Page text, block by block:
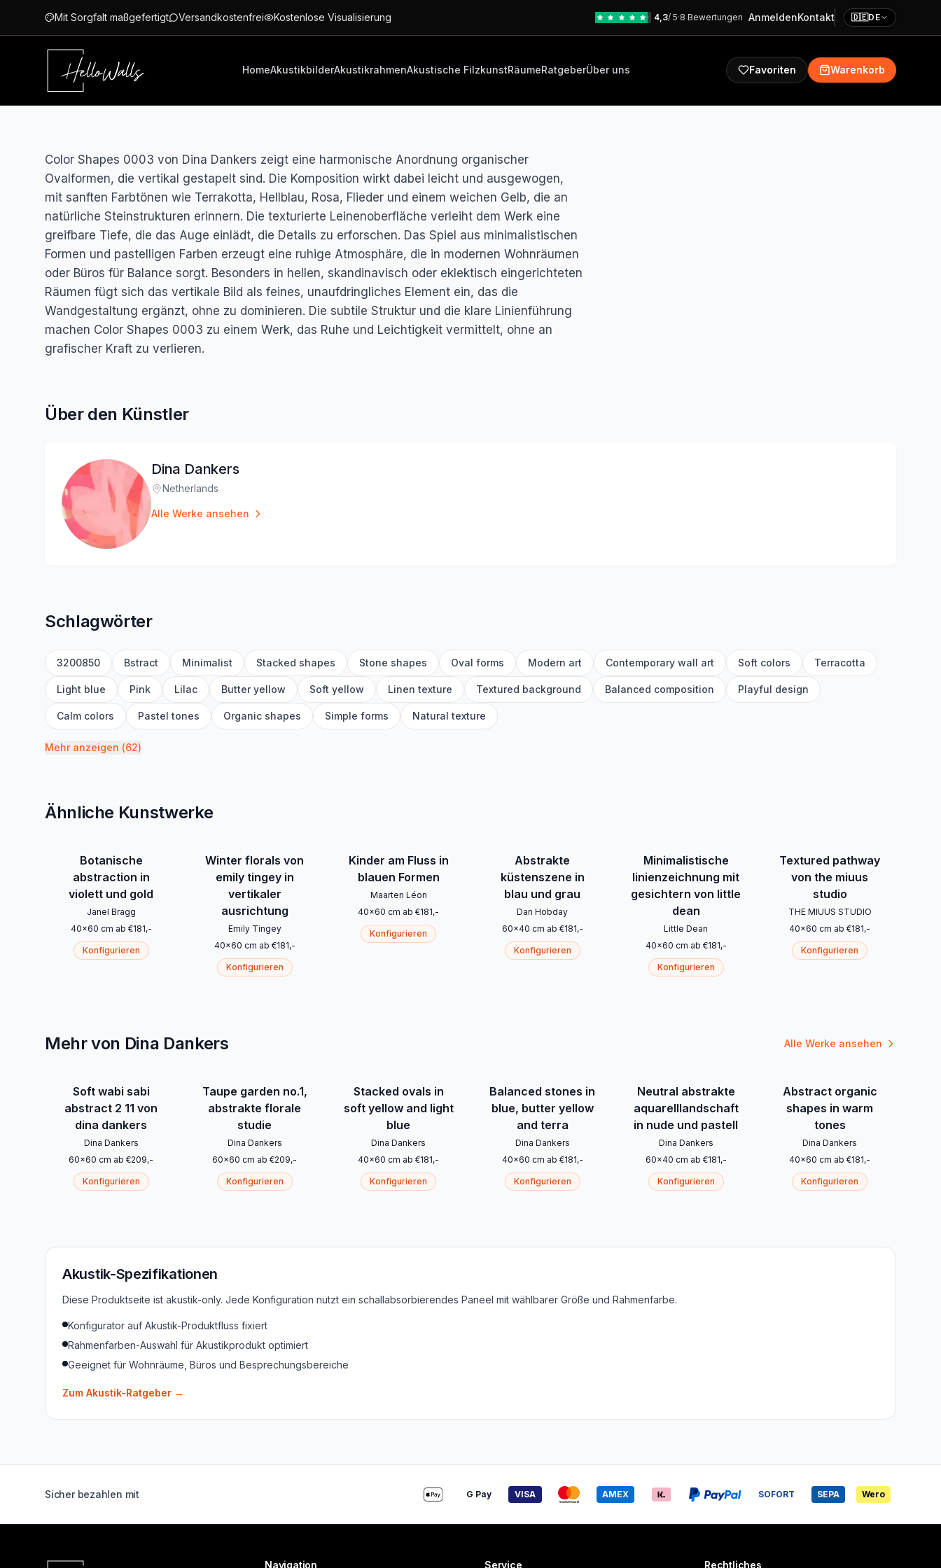
Mit Sorgfalt maßgefertigt Versandkostenfrei Kostenlose Visualisierung 4,3/ 5·8 Bewertungen AnmeldenKontakt 🇩🇪DE
HomeAkustikbilderAkustikrahmenAkustische FilzkunstRäumeRatgeberÜber uns Favoriten Warenkorb
Color Shapes 0003 von Dina Dankers zeigt eine harmonische Anordnung organischer
Ovalformen, die vertikal gestapelt sind. Die Komposition wirkt dabei leicht und ausgewogen,
mit sanften Farbtönen wie Terrakotta, Hellblau, Rosa, Flieder und einem weichen Gelb, die an
natürliche Steinstrukturen erinnern. Die texturierte Leinenoberfläche verleiht dem Werk eine
greifbare Tiefe, die das Auge einlädt, die Details zu erforschen. Das Spiel aus minimalistischen
Formen und pastelligen Farben erzeugt eine ruhige Atmosphäre, die in modernen Wohnräumen
oder Büros für Balance sorgt. Besonders in hellen, skandinavisch oder eklektisch eingerichteten
Räumen fügt sich das vertikale Bild als feines, unaufdringliches Element ein, das die
Wandgestaltung ergänzt, ohne zu dominieren. Die subtile Struktur und die klare Linienführung
machen Color Shapes 0003 zu einem Werk, das Ruhe und Leichtigkeit vermittelt, ohne an
grafischer Kraft zu verlieren.
Über den Künstler
Dina Dankers
Standort:
Netherlands
Alle Werke ansehen
Schlagwörter
3200850 Bstract Minimalist Stacked shapes Stone shapes Oval forms Modern art Contemporary wall art Soft colors Terracotta
Light blue Pink Lilac Butter yellow Soft yellow Linen texture Textured background Balanced composition Playful design
Calm colors Pastel tones Organic shapes Simple forms Natural texture
Mehr anzeigen (62)
Ähnliche Kunstwerke
Botanische
abstraction in
violett und gold
Janel Bragg
40x60 cm ab €181,-
Konfigurieren
Winter florals von
emily tingey in
vertikaler
ausrichtung
Emily Tingey
40x60 cm ab €181,-
Konfigurieren
Kinder am Fluss in
blauen Formen
Maarten Léon
40x60 cm ab €181,-
Konfigurieren
Abstrakte
küstenszene in
blau und grau
Dan Hobday
60x40 cm ab €181,-
Konfigurieren
Minimalistische
linienzeichnung mit
gesichtern von little
dean
Little Dean
40x60 cm ab €181,-
Konfigurieren
Textured pathway
von the miuus
studio
THE MIUUS STUDIO
40x60 cm ab €181,-
Konfigurieren
Mehr von Dina Dankers Alle Werke ansehen
Soft wabi sabi
abstract 2 11 von
dina dankers
Dina Dankers
60x60 cm ab €209,-
Konfigurieren
Taupe garden no.1,
abstrakte florale
studie
Dina Dankers
60x60 cm ab €209,-
Konfigurieren
Stacked ovals in
soft yellow and light
blue
Dina Dankers
40x60 cm ab €181,-
Konfigurieren
Balanced stones in
blue, butter yellow
and terra
Dina Dankers
40x60 cm ab €181,-
Konfigurieren
Neutral abstrakte
aquarelllandschaft
in nude und pastell
Dina Dankers
60x40 cm ab €181,-
Konfigurieren
Abstract organic
shapes in warm
tones
Dina Dankers
40x60 cm ab €181,-
Konfigurieren
Akustik-Spezifikationen
Diese Produktseite ist akustik-only. Jede Konfiguration nutzt ein schallabsorbierendes Paneel mit wählbarer Größe und Rahmenfarbe.
Konfigurator auf Akustik-Produktfluss fixiert
Rahmenfarben-Auswahl für Akustikprodukt optimiert
Geeignet für Wohnräume, Büros und Besprechungsbereiche
Zum Akustik-Ratgeber →
Sicher bezahlen mit G Pay VISA AMEX SOFORT SEPA Wero
Navigation Service Rechtliches